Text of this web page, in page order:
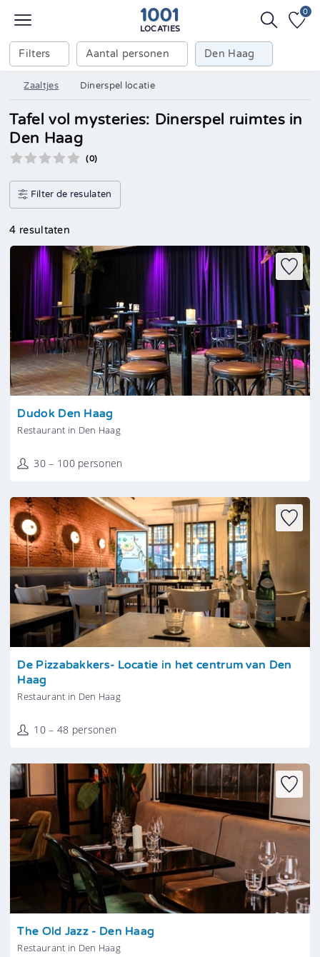
LOCATIES
Filters Aantal personen Den Haag
0
Zaaltjes Dinerspel locatie
Tafel vol mysteries: Dinerspel ruimtes in
Den Haag
(0)
Filter de resulaten
4 resultaten
Tonen
Dudok Den Haag
Restaurant in Den Haag
30 – 100 personen
Tonen
De Pizzabakkers- Locatie in het centrum van Den
Haag
Restaurant in Den Haag
10 – 48 personen
Tonen
The Old Jazz - Den Haag
Restaurant in Den Haag